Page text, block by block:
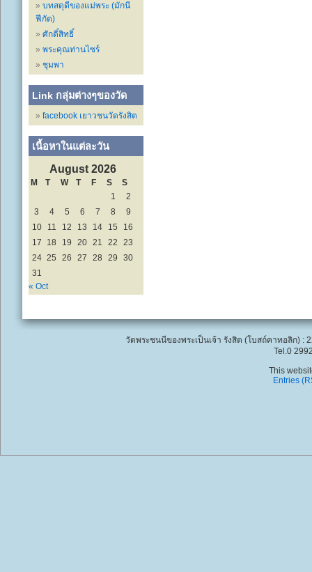
บทสดุดีของแม่พระ (มักนี
ฟีกัต)
ศักดิ์สิทธิ์
พระคุณท่านไซร์
ชุมพา
Link กลุ่มต่างๆของวัด
facebook เยาวชนวัดรังสิต
เนื้อหาในแต่ละวัน
August 2026
M T W T F S
S
1
2
3
4 5 6 7 8
9
10
11 12 13 14 15
16
17
18 19 20 21 22
23
24 25 26 27 28 29
30
31
« Oct
วัดพระชนนีของพระเป็นเจ้า รังสิต (โบสถ์คาทอลิก)
Tel.0
This
Entries